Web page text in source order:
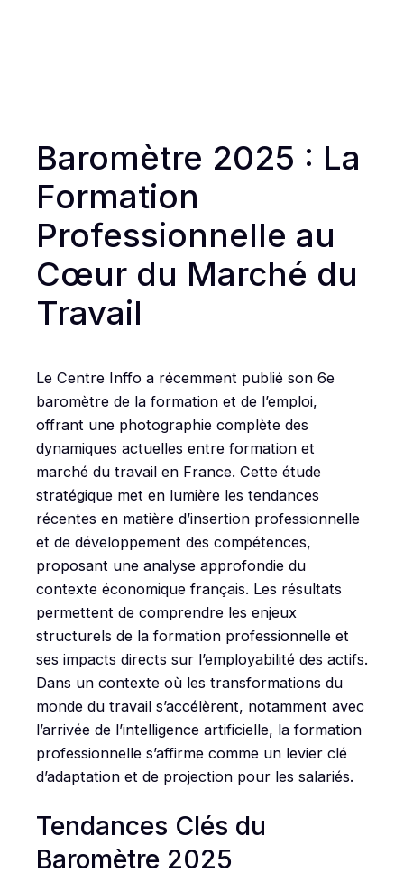
Baromètre 2025 : La
Formation
Professionnelle au
Cœur du Marché du
Travail
Le Centre Inffo a récemment publié son 6e
baromètre de la formation et de l’emploi,
offrant une photographie complète des
dynamiques actuelles entre formation et
marché du travail en France. Cette étude
stratégique met en lumière les tendances
récentes en matière d’insertion professionnelle
et de développement des compétences,
proposant une analyse approfondie du
contexte économique français. Les résultats
permettent de comprendre les enjeux
structurels de la formation professionnelle et
ses impacts directs sur l’employabilité des actifs.
Dans un contexte où les transformations du
monde du travail s’accélèrent, notamment avec
l’arrivée de l’intelligence artificielle, la formation
professionnelle s’affirme comme un levier clé
d’adaptation et de projection pour les salariés.
Tendances Clés du
Baromètre 2025